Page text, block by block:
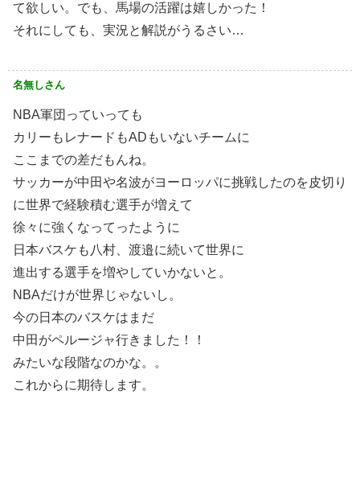
て欲しい。でも、馬場の活躍は嬉しかった！
それにしても、実況と解説がうるさい…
名無しさん
NBA軍団っていっても
カリーもレナードもADもいないチームに
ここまでの差だもんね。
サッカーが中田や名波がヨーロッパに挑戦したのを皮切り
に世界で経験積む選手が増えて
徐々に強くなってったように
日本バスケも八村、渡邉に続いて世界に
進出する選手を増やしていかないと。
NBAだけが世界じゃないし。
今の日本のバスケはまだ
中田がペルージャ行きました！！
みたいな段階なのかな。。
これからに期待します。